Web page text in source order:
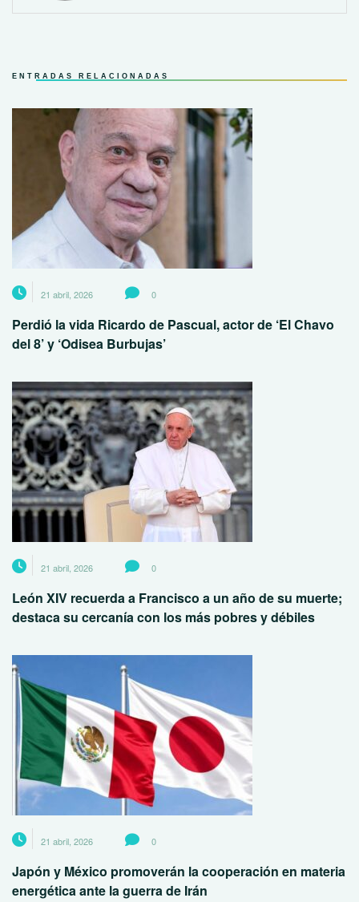
ENTRADAS RELACIONADAS
21 abril, 2026 0
Perdió la vida Ricardo de Pascual, actor de ‘El Chavo
del 8’ y ‘Odisea Burbujas’
21 abril, 2026 0
León XIV recuerda a Francisco a un año de su muerte;
destaca su cercanía con los más pobres y débiles
21 abril, 2026 0
Japón y México promoverán la cooperación en materia
energética ante la guerra de Irán